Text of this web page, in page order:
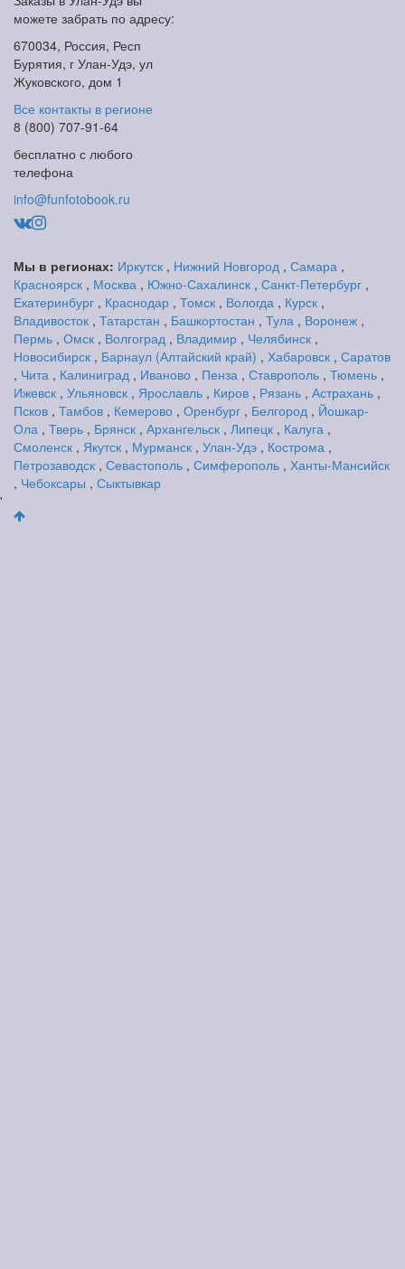
можете забрать по адресу:
670034, Россия, Респ
Бурятия, г Улан-Удэ, ул
Жуковского, дом 1
Все контакты в регионе
8 (800) 707-91-64
бесплатно с любого
телефона
info@funfotobook.ru
Мы в регионах: Иркутск , Нижний Новгород , Самара ,
Красноярск , Москва , Южно-Сахалинск , Санкт-Петербург ,
Екатеринбург , Краснодар , Томск , Вологда , Курск ,
Владивосток , Татарстан , Башкортостан , Тула , Воронеж ,
Пермь , Омск , Волгоград , Владимир , Челябинск ,
Новосибирск , Барнаул (Алтайский край) , Хабаровск , Саратов
, Чита , Калиниград , Иваново , Пенза , Ставрополь , Тюмень ,
Ижевск , Ульяновск , Ярославль , Киров , Рязань , Астрахань ,
Псков , Тамбов , Кемерово , Оренбург , Белгород , Йошкар-
Ола , Тверь , Брянск , Архангельск , Липецк , Калуга ,
Смоленск , Якутск , Мурманск , Улан-Удэ , Кострома ,
Петрозаводск , Севастополь , Симферополь , Ханты-Мансийск
, Чебоксары , Сыктывкар
'